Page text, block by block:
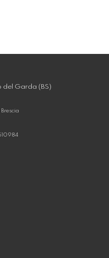
del Garda (BS)